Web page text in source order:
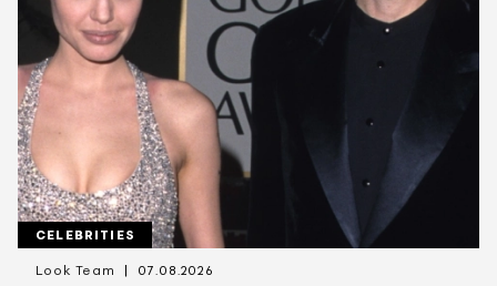
CELEBRITIES
Look Team 07.08.2026